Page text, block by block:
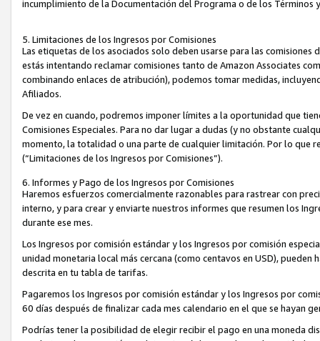
incumplimiento de la Documentación del Programa o de los Términos
5. Limitaciones de los Ingresos por Comisiones
Las etiquetas de los asociados solo deben usarse para las
estás intentando reclamar comisiones tanto de Amazon Associates
combinando enlaces de atribución), podemos tomar medidas,
Afiliados.
De vez en cuando, podremos imponer límites a la oportunidad que
Comisiones Especiales. Para no dar lugar a dudas (y no obstante
momento, la totalidad o una parte de cualquier limitación. Por lo que
(“Limitaciones de los Ingresos por Comisiones”).
6. Informes y Pago de los Ingresos por Comisiones
Haremos esfuerzos comercialmente razonables para rastrear con
interno, y para crear y enviarte nuestros informes que resumen los
durante ese mes.
Los Ingresos por comisión estándar y los Ingresos por comisión
unidad monetaria local más cercana (como centavos en USD),
descrita en tu tabla de tarifas.
Pagaremos los Ingresos por comisión estándar y los Ingresos por
60 días después de finalizar cada mes calendario en el que se hayan
Podrías tener la posibilidad de elegir recibir el pago en una moneda